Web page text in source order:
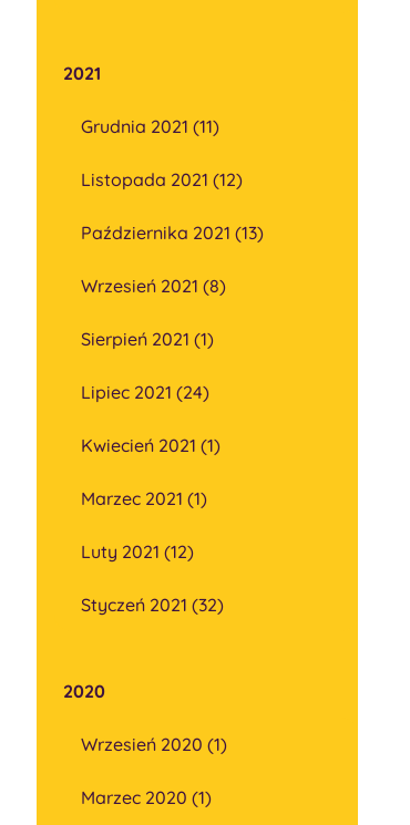
2021
Grudnia 2021 (11)
Listopada 2021 (12)
Października 2021 (13)
Wrzesień 2021 (8)
Sierpień 2021 (1)
Lipiec 2021 (24)
Kwiecień 2021 (1)
Marzec 2021 (1)
Luty 2021 (12)
Styczeń 2021 (32)
2020
Wrzesień 2020 (1)
Marzec 2020 (1)